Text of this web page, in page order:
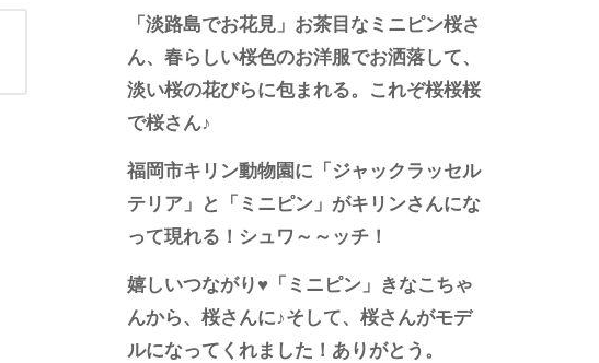
「淡路島でお花見」お茶目なミニピン桜さ
ん、春らしい桜色のお洋服でお洒落して、
淡い桜の花びらに包まれる。これぞ桜桜桜
で桜さん♪
福岡市キリン動物園に「ジャックラッセル
テリア」と「ミニピン」がキリンさんにな
って現れる！シュワ～～ッチ！
嬉しいつながり♥︎「ミニピン」きなこちゃ
んから、桜さんに♪そして、桜さんがモデ
ルになってくれました！ありがとう。